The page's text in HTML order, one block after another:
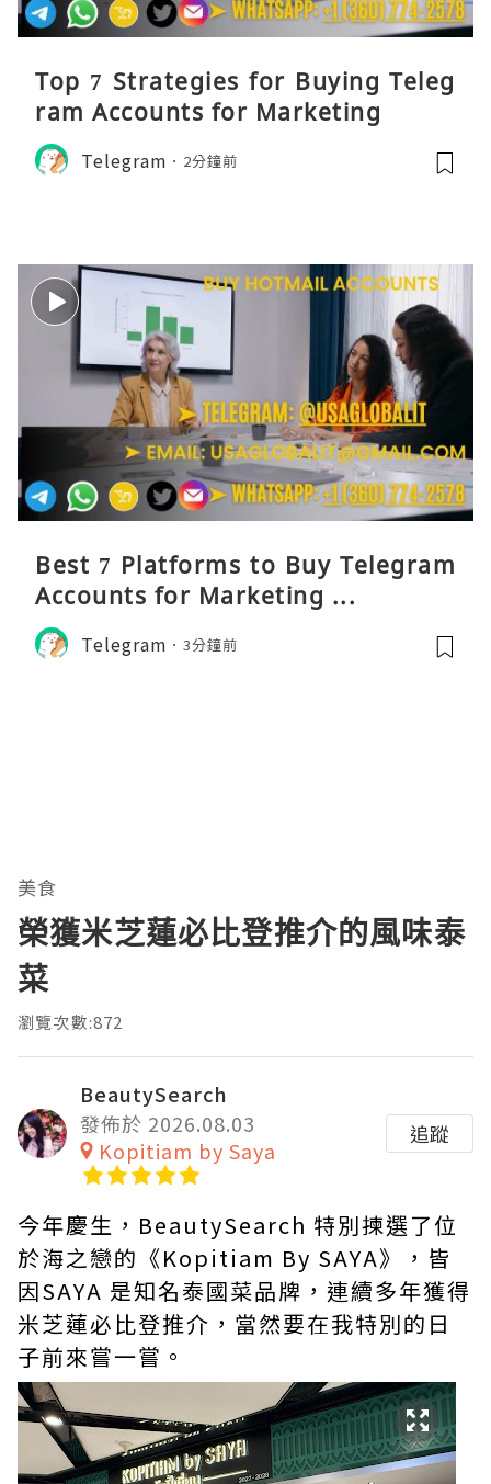
Top 7 Strategies for Buying Teleg
ram Accounts for Marketing
Telegram 2分鐘前
Best 7 Platforms to Buy Telegram
Accounts for Marketing ...
Telegram 3分鐘前
美食
榮獲米芝蓮必比登推介的風味泰
菜
瀏覽次數:872
BeautySearch
發佈於 2026.08.03
Kopitiam by Saya
追蹤
今年慶生，BeautySearch 特別揀選了位
於海之戀的《Kopitiam By SAYA》，皆
因SAYA 是知名泰國菜品牌，連續多年獲得
米芝蓮必比登推介，當然要在我特別的日
子前來嘗一嘗。